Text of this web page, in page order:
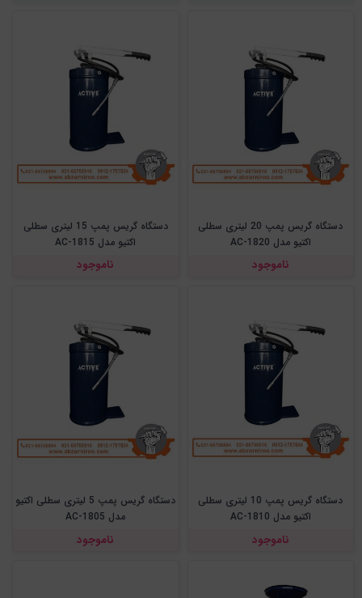
دستگاه گریس پمپ 20 لیتری سطلی
اکتیو مدل AC-1820
ناموجود
دستگاه گریس پمپ 15 لیتری سطلی
اکتیو مدل AC-1815
ناموجود
دستگاه گریس پمپ 10 لیتری سطلی
اکتیو مدل AC-1810
ناموجود
دستگاه گریس پمپ 5 لیتری سطلی اکتیو
مدل AC-1805
ناموجود